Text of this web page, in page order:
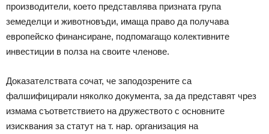
производители, което представлява призната група
земеделци и животновъди, имаща право да получава
европейско финансиране, подпомагащо колективните
инвестиции в полза на своите членове.
Доказателствата сочат, че заподозрените са
фалшифицирали няколко документа, за да представят чрез
измама съответствието на дружеството с основните
изисквания за статут на т. нар. организация на